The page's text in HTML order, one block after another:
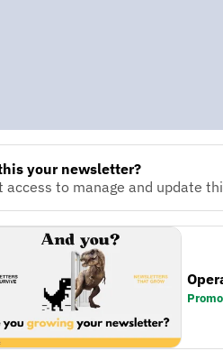
your newsletter?
access to manage and update